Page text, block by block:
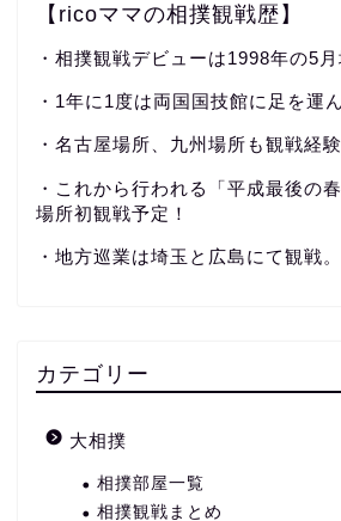
【ricoママの相撲観戦歴】
・相撲観戦デビューは1998年の5月
・1年に1度は両国国技館に足を運
・名古屋場所、九州場所も観戦経験
・これから行われる「平成最後の
場所初観戦予定！
・地方巡業は埼玉と広島にて観戦。
カテゴリー
大相撲
相撲部屋一覧
相撲観戦まとめ